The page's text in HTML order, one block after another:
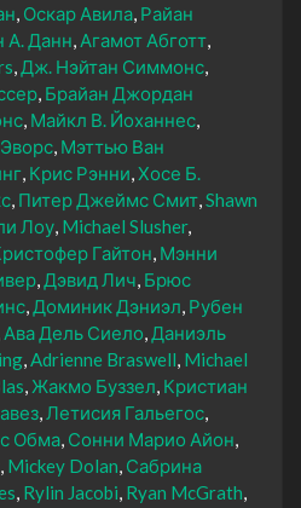
Оскар Авила Райан
А. Данн Агамот Абготт
Дж. Нэйтан Симмонс
Брайан Джордан
Майкл В. Йоханнес
Мэттью Ван
Крис Рэнни Хосе Б.
Питер Джеймс Смит Shawn
Лоу Michael Slusher
Гайтон Мэнни
Дэвид Лич Брюс
Доминик Дэниэл Рубен
Ава Дель Сиело Даниэль
Adrienne Braswell Michael
Жакмо Буззел Кристиан
Летисия Гальегос
Обма Сонни Марио Айон
Mickey Dolan Сабрина
Rylin Jacobi Ryan McGrath